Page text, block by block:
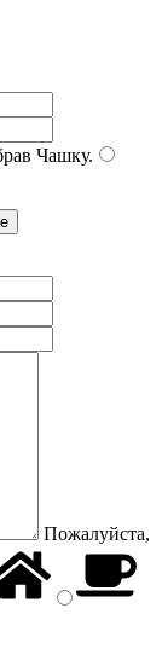
Чашку.
Пожалуйста,